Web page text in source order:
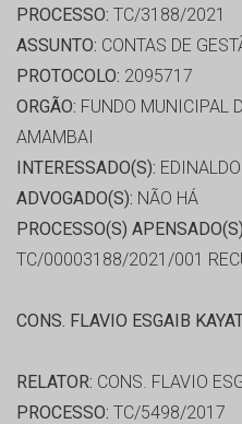
PROCESSO: TC/3188/2021
ASSUNTO: CONTAS DE
PROTOCOLO: 2095717
ORGÃO: FUNDO MUNICIPAL
AMAMBAI
INTERESSADO(S):
ADVOGADO(S): NÃO HÁ
PROCESSO(S)
TC/00003188/2021/001
CONS. FLAVIO ESGAIB
RELATOR: CONS. FLAVIO
PROCESSO: TC/5498/2017